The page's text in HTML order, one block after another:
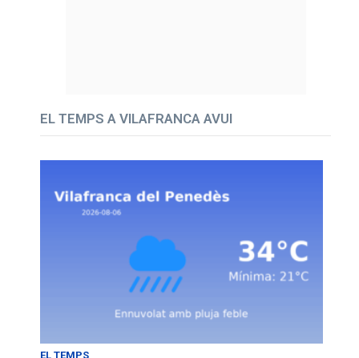
EL TEMPS A VILAFRANCA AVUI
EL TEMPS